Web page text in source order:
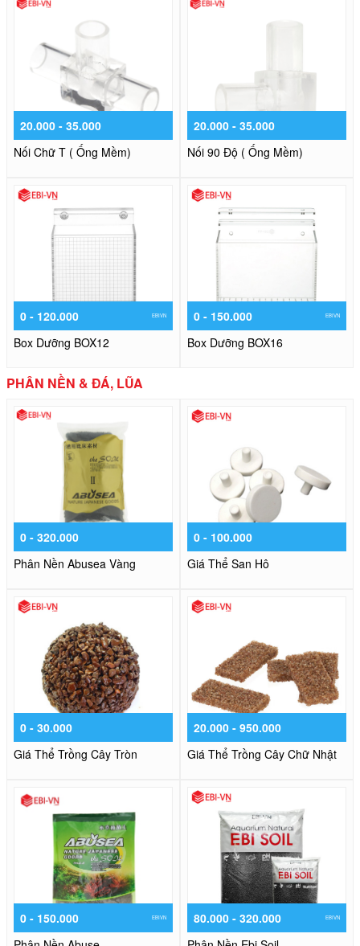
20.000 - 35.000
Nối Chữ T ( Ống Mềm)
20.000 - 35.000
Nối 90 Độ ( Ống Mềm)
0 - 120.000 EBIVN
Box Dưỡng BOX12
0 - 150.000 EBIVN
Box Dưỡng BOX16
PHÂN NỀN & ĐÁ, LŨA
0 - 320.000
Phân Nền Abusea Vàng
0 - 100.000
Giá Thể San Hô
0 - 30.000
Giá Thể Trồng Cây Tròn
20.000 - 950.000
Giá Thể Trồng Cây Chữ Nhật
0 - 150.000 EBIVN 80.000 - 320.000 EBIVN